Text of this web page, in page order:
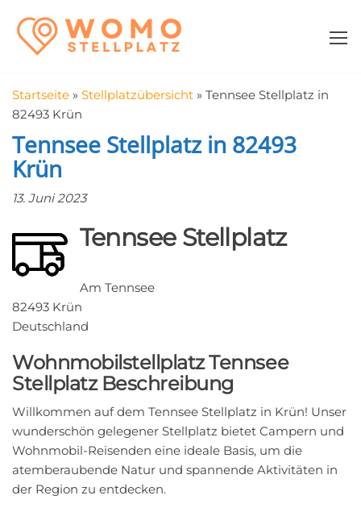
Inhalt
springen
in der Nähe
Startseite » Stellplatzübersicht » Tennsee Stellplatz in
82493 Krün
Tennsee Stellplatz in 82493
Krün
13. Juni 2023
Tennsee Stellplatz
Am Tennsee
82493 Krün
Deutschland
Wohnmobilstellplatz Tennsee
Stellplatz Beschreibung
Willkommen auf dem Tennsee Stellplatz in Krün! Unser
wunderschön gelegener Stellplatz bietet Campern und
Wohnmobil-Reisenden eine ideale Basis, um die
atemberaubende Natur und spannende Aktivitäten in
der Region zu entdecken.